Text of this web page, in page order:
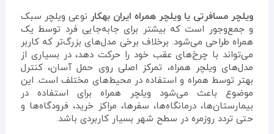
ویلچر مسافرتی یا ویلچر همراه ایران بهکار نوعی ویلچر سبک
و جمع‌وجور است که بیشتر برای جابه‌جایی فرد توسط یک
همراه طراحی می‌شود. برخلاف برخی مدل‌های بزرگ‌تر که کاربر
می‌تواند با چرخ‌های عقب خود را حرکت دهد، در بسیاری از
مدل‌های ویلچر همراه، تمرکز اصلی روی حمل آسان، کنترل
بهتر توسط همراه و استفاده در محیط‌های مختلف است. این
موضوع باعث می‌شود ویلچر همراه برای استفاده در
بیمارستان‌ها، درمانگاه‌ها، سفرها، مراکز خرید، فرودگاه‌ها و
حتی تردد روزمره در سطح شهر بسیار کاربردی باشد.